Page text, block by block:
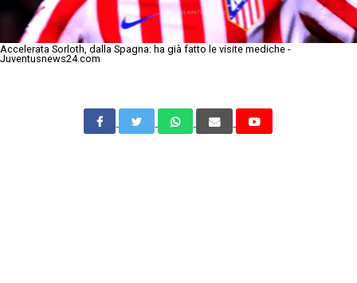
Accelerata Sorloth, dalla Spagna: ha già fatto le visite mediche -
Juventusnews24.com